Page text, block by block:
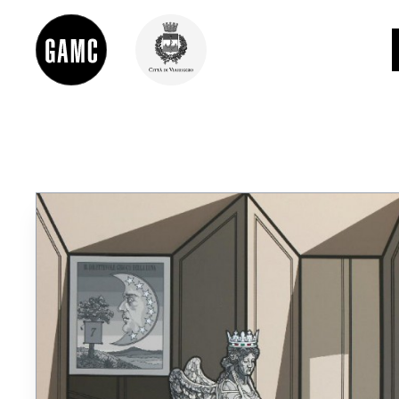
DIDATTICA
SHOP
LE COLLEZIONI
GLI AUTORI
LORENZO VIANI
MOSTRE
EVENTI
PALAZZO DELLE MUSE